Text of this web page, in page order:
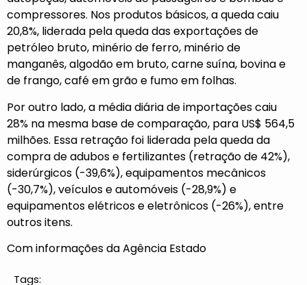
compressores. Nos produtos básicos, a queda caiu
20,8%, liderada pela queda das exportações de
petróleo bruto, minério de ferro, minério de
manganês, algodão em bruto, carne suína, bovina e
de frango, café em grão e fumo em folhas.
Por outro lado, a média diária de importações caiu
28% na mesma base de comparação, para US$ 564,5
milhões. Essa retração foi liderada pela queda da
compra de adubos e fertilizantes (retração de 42%),
siderúrgicos (-39,6%), equipamentos mecânicos
(-30,7%), veículos e automóveis (-28,9%) e
equipamentos elétricos e eletrônicos (-26%), entre
outros itens.
Com informações da Agência Estado
Tags: